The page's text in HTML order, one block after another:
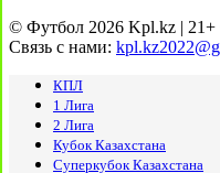
© Футбол 2026 Kpl.kz | 21+
Связь с нами:
КПЛ
1 Лига
2 Лига
Кубок Казахстана
Суперкубок Казахстана